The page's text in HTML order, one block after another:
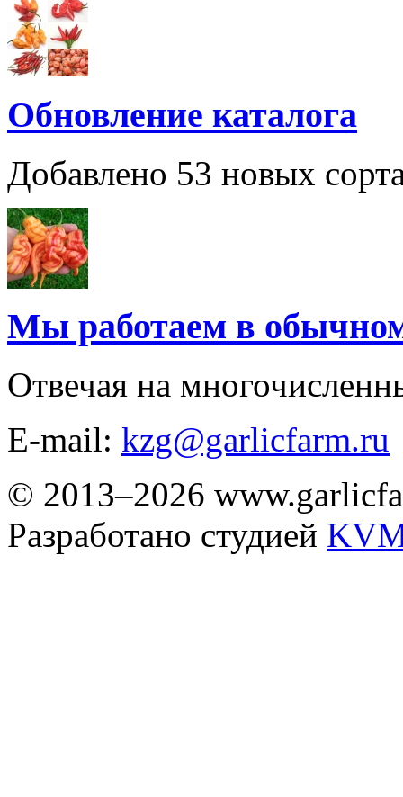
Обновление каталога
Добавлено 53 новых
Мы работаем в
Отвечая на
E-mail: kzg@garlicfarm.ru
© 2013–2026
Разработано студией